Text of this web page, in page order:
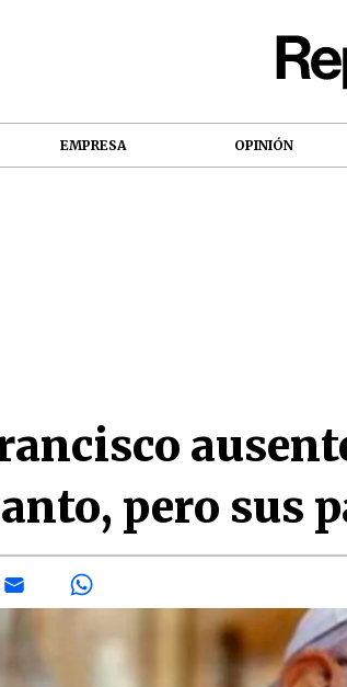
EMPRESA OPINIÓN
pero sus